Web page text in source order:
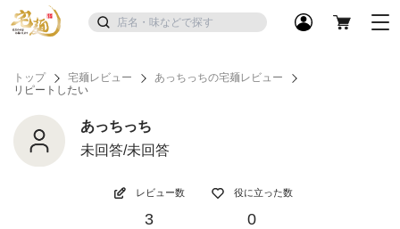
トップ 宅麺レビュー
あっちっちの宅麺レビュー
リピートしたい
あっちっち
未回答/未回答
レビュー数
3
役に立った数
0